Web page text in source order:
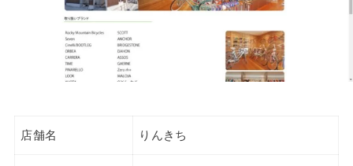
店舗名 りんきち